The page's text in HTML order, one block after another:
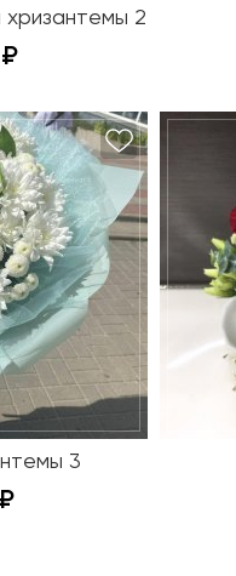
хризантемы 2
3